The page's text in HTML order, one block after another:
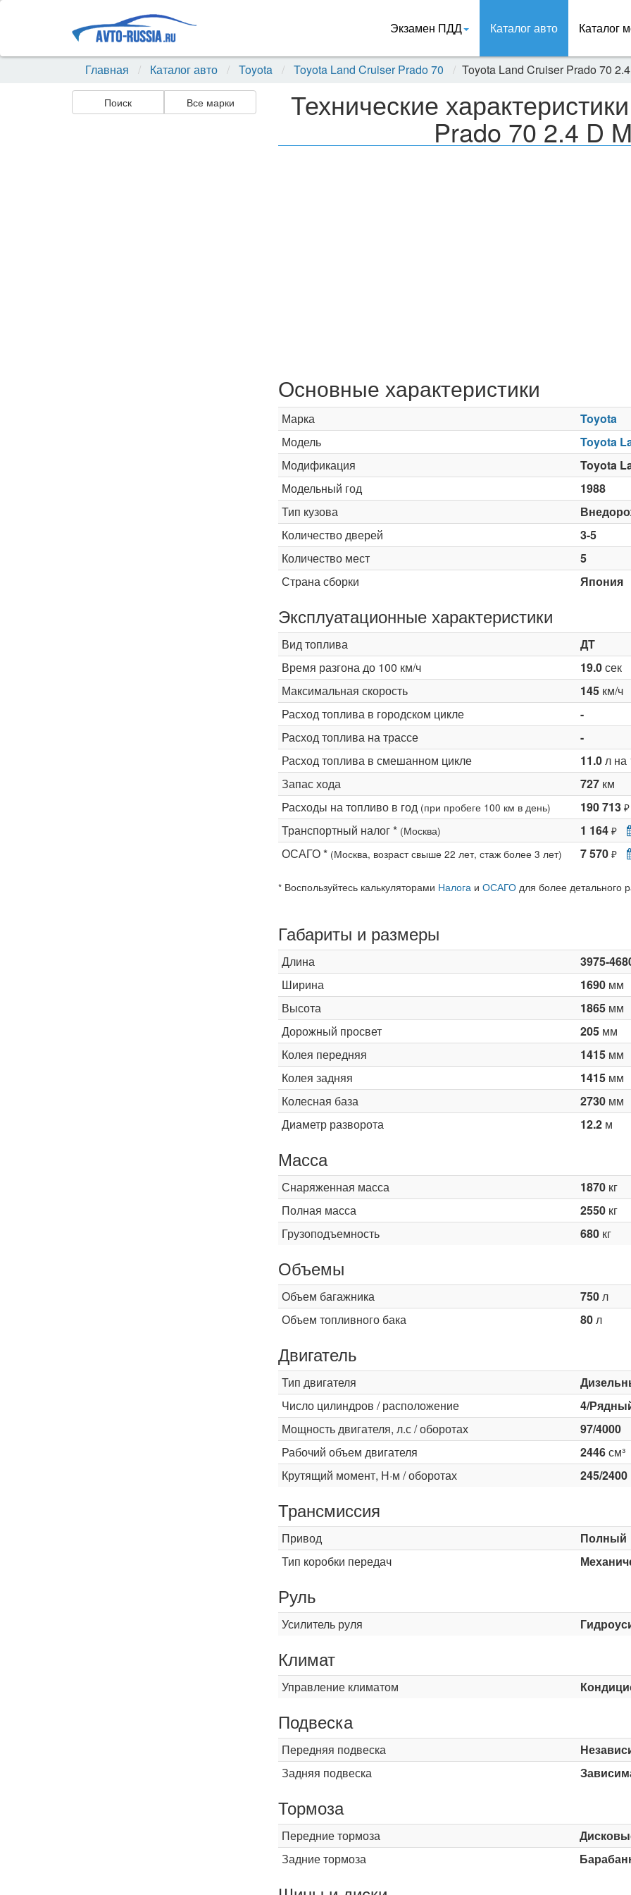
Экзамен ПДД Каталог авто Каталог
Главная Каталог авто Toyota Toyota Land Cruiser Prado 70 Toyota Land Cruiser Prado 70
Поиск Все марки Технические
Prado 70 2.4 D
Основные характеристики
Марка
Toyota
Модель
Toyota
Модификация
Toyota
Модельный год
1988
Тип кузова
Количество дверей
3-5
Количество мест
5
Страна сборки
Япония
Эксплуатационные характеристики
Вид топлива
ДТ
Время разгона до 100 км/ч
19.0сек
Максимальная скорость
145км/ч
Расход топлива в городском цикле
-
Расход топлива на трассе
-
Расход топлива в смешанном цикле
11.0л на
Запас хода
727км
Расходы на топливо в год (при пробеге 100 км в день) 190 713 ₽
Транспортный налог * (Москва) 1 164 ₽
ОСАГО * (Москва, возраст свыше 22 лет, стаж более 3 лет) 7 570 ₽
* Воспользуйтесь калькуляторами Налогаи ОСАГОдля более детального
Габариты и размеры
Длина
3975-
Ширина
1690мм
Высота
1865мм
Дорожный просвет
205мм
Колея передняя
1415мм
Колея задняя
1415мм
Колесная база
2730мм
Диаметр разворота
12.2м
Масса
Снаряженная масса 1870кг
Полная масса
2550кг
Грузоподъемность
680кг
Объемы
Объем багажника 750л
Объем топливного бака
80л
Двигатель
Тип двигателя
Число цилиндров / расположение
4/
Мощность двигателя, л.с / оборотах
97/4000
Рабочий объем двигателя
2446см³
Крутящий момент, Н·м / оборотах
245/2400
Трансмиссия
Привод
Полный
Тип коробки передач
Руль
Усилитель руля
Климат
Управление климатом
Подвеска
Передняя подвеска
Задняя подвеска
Тормоза
Передние тормоза
Задние тормоза